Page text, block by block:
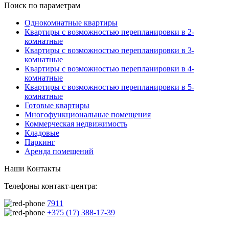
Поиск по параметрам
Однокомнатные квартиры
Квартиры с возможностью перепланировки в 2-
комнатные
Квартиры с возможностью перепланировки в 3-
комнатные
Квартиры с возможностью перепланировки в 4-
комнатные
Квартиры с возможностью перепланировки в 5-
комнатные
Готовые квартиры
Многофункциональные помещения
Коммерческая недвижимость
Кладовые
Паркинг
Аренда помещений
Наши Контакты
Телефоны контакт-центра:
7911
+375 (17) 388-17-39